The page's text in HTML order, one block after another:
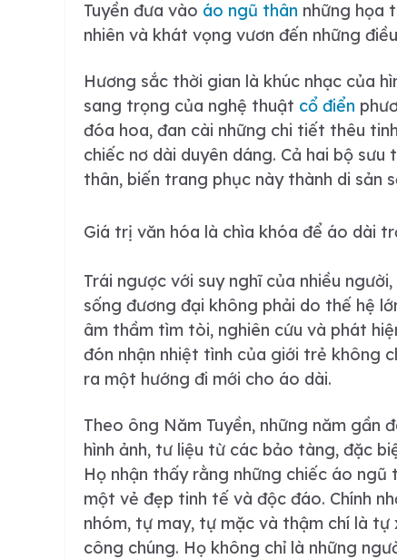
Tuyền đưa vào áo ngũ thân những họa
nhiên và khát vọng vươn đến những
Hương sắc thời gian là khúc nhạc của
sang trọng của nghệ thuật cổ điển
đóa hoa, đan cài những chi tiết thêu
chiếc nơ dài duyên dáng. Cả hai bộ
thân, biến trang phục này thành di sản
Giá trị văn hóa là chìa khóa để áo dài
Trái ngược với suy nghĩ của nhiều
sống đương đại không phải do thế hệ
âm thầm tìm tòi, nghiên cứu và phát
đón nhận nhiệt tình của giới trẻ không
ra một hướng đi mới cho áo dài.
Theo ông Năm Tuyền, những năm
hình ảnh, tư liệu từ các bảo tàng, đặc
Họ nhận thấy rằng những chiếc áo
một vẻ đẹp tinh tế và độc đáo. Chính
nhóm, tự may, tự mặc và thậm chí là
công chúng. Họ không chỉ là những